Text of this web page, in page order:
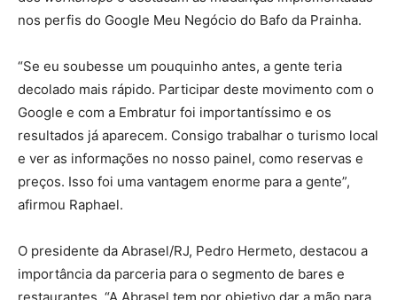
nos perfis do Google Meu Negócio do Bafo da Prainha.
“Se eu soubesse um pouquinho antes, a gente teria
decolado mais rápido. Participar deste movimento com o
Google e com a Embratur foi importantíssimo e os
resultados já aparecem. Consigo trabalhar o turismo local
e ver as informações no nosso painel, como reservas e
preços. Isso foi uma vantagem enorme para a gente”,
afirmou Raphael.
O presidente da Abrasel/RJ, Pedro Hermeto, destacou a
importância da parceria para o segmento de bares e